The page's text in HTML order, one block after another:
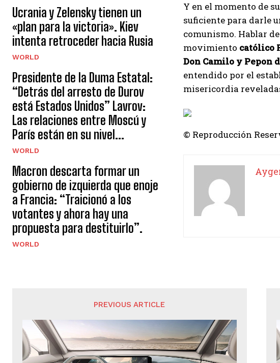
Ucrania y Zelensky tienen un
«plan para la victoria». Kiev
intenta retroceder hacia Rusia
WORLD
Presidente de la Duma Estatal:
“Detrás del arresto de Durov
está Estados Unidos” Lavrov:
Las relaciones entre Moscú y
París están en su nivel...
WORLD
Macron descarta formar un
gobierno de izquierda que enoje
a Francia: “Traicionó a los
votantes y ahora hay una
propuesta para destituirlo”.
WORLD
Y en el momento de
suficiente para darle
comunismo. Hablar
movimiento católico
Don Camilo y Pepon
entendido por el
misericordia
© Reproducción
PREVIOUS ARTICLE